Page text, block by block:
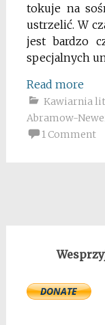
tokuje na
ustrzelić. W
jest bardzo
specjalnych
Read more
Kawiarnia
Abramow-
1 Comment